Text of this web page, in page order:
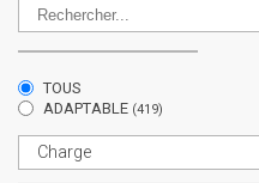
TOUS
ADAPTABLE (419)
Charge